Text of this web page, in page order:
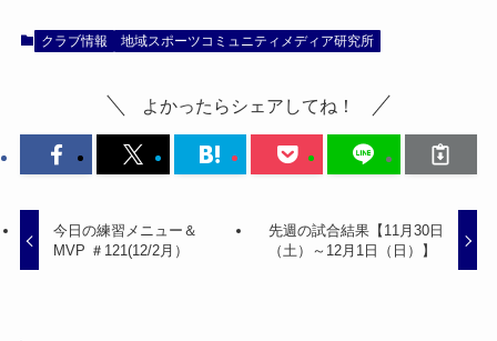
クラブ情報 地域スポーツコミュニティメディア研究所
よかったらシェアしてね！
今日の練習メニュー＆
MVP ＃121(12/2月）
先週の試合結果【11月30日
（土）～12月1日（日）】